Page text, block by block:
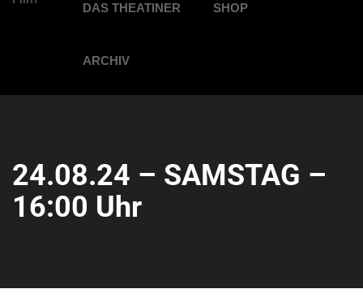
DAS THEATINER SHOP
ARCHIV
24.08.24 – SAMSTAG –
16:00 Uhr